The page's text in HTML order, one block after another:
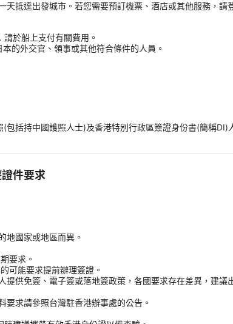
抵達出發城市。若您需要預訂機票、酒店或其他服務，請
於船上支付有關費用。
的外交官、領事或其他符合條件的人員。
括持中國護照人士)及香港特別行政區簽證身份書(簡稱DI)
件要求
地國家或地區而異。
要求。
可能要求提前辦理簽證。
供免簽、電子簽或落地簽政策，各國要求存在差異，建議
求請參照台灣駐香港辦事處的公告。